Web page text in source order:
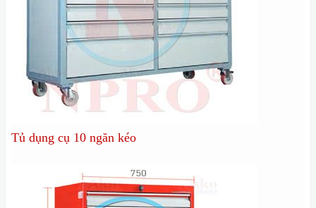
Tủ dụng cụ 10 ngăn kéo